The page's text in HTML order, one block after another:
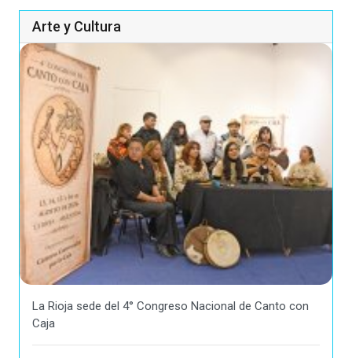
Arte y Cultura
La Rioja sede del 4° Congreso Nacional de Canto con
Caja